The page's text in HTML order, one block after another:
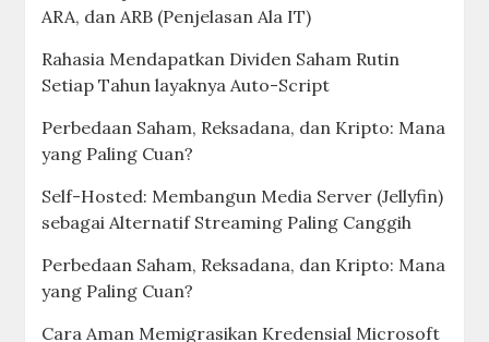
ARA, dan ARB (Penjelasan Ala IT)
Rahasia Mendapatkan Dividen Saham Rutin
Setiap Tahun layaknya Auto-Script
Perbedaan Saham, Reksadana, dan Kripto: Mana
yang Paling Cuan?
Self-Hosted: Membangun Media Server (Jellyfin)
sebagai Alternatif Streaming Paling Canggih
Perbedaan Saham, Reksadana, dan Kripto: Mana
yang Paling Cuan?
Cara Aman Memigrasikan Kredensial Microsoft